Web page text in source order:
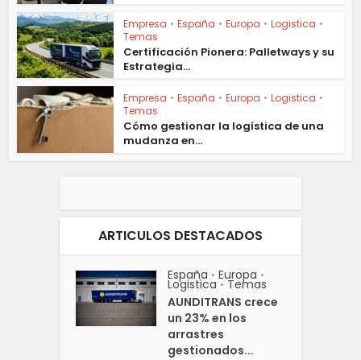
Empresa • España • Europa • Logistica •
Temas
Certificación Pionera: Palletways y su
Estrategia...
Empresa • España • Europa • Logistica •
Temas
Cómo gestionar la logística de una
mudanza en...
ARTICULOS DESTACADOS
España • Europa •
Logistica • Temas
AUNDITRANS crece
un 23% en los
arrastres
gestionados...